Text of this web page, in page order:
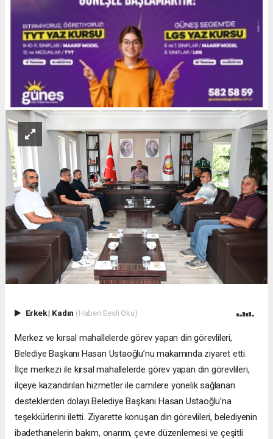
Erkek| Kadın (Haberi Sesli Oku)
Merkez ve kırsal mahallelerde görev yapan din görevlileri,
Belediye Başkanı Hasan Ustaoğlu’nu makamında ziyaret etti.
İlçe merkezi ile kırsal mahallelerde görev yapan din görevlileri,
ilçeye kazandırılan hizmetler ile camilere yönelik sağlanan
desteklerden dolayı Belediye Başkanı Hasan Ustaoğlu’na
teşekkürlerini iletti. Ziyarette konuşan din görevlileri, belediyenin
ibadethanelerin bakım, onarım, çevre düzenlemesi ve çeşitli